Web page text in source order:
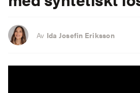
Av Ida Josefin Eriksson